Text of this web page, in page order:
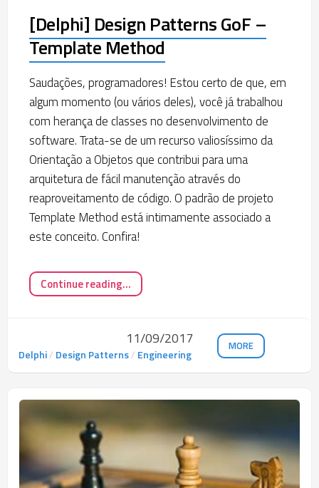
[Delphi] Design Patterns GoF –
Template Method
Saudações, programadores! Estou certo de que, em
algum momento (ou vários deles), você já trabalhou
com herança de classes no desenvolvimento de
software. Trata-se de um recurso valiosíssimo da
Orientação a Objetos que contribui para uma
arquitetura de fácil manutenção através do
reaproveitamento de código. O padrão de projeto
Template Method está intimamente associado a
este conceito. Confira!
Continue reading...
11/09/2017
Delphi/ Design Patterns/ Engineering
MORE